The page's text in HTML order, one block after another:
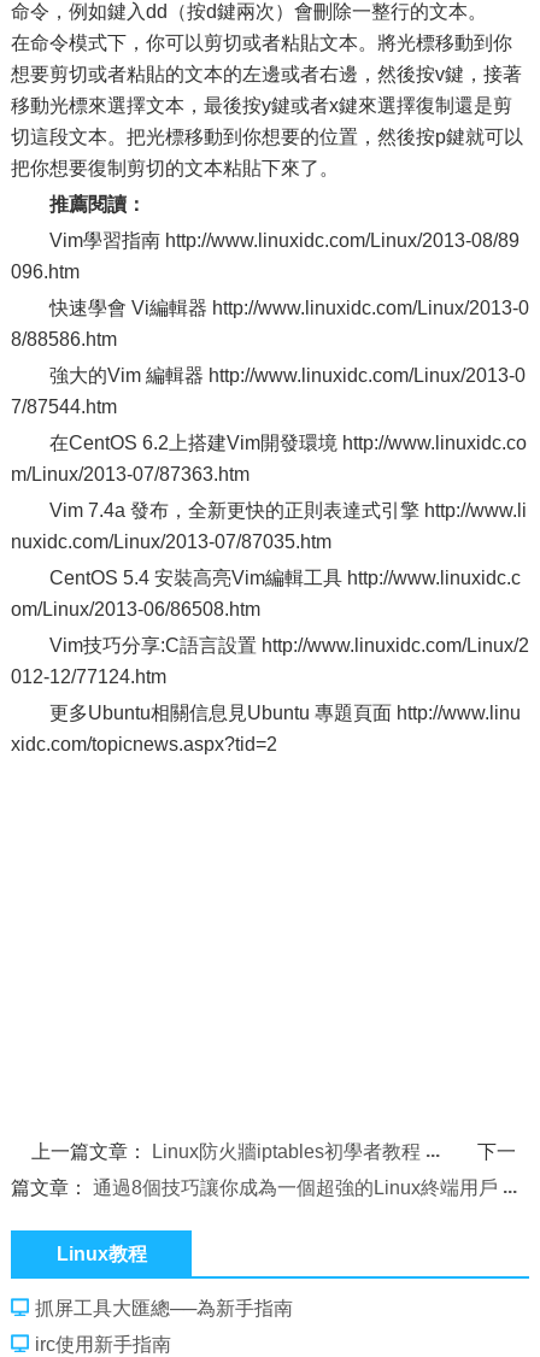
命令，例如鍵入dd（按d鍵兩次）會刪除一整行的文本。
在命令模式下，你可以剪切或者粘貼文本。將光標移動到你
想要剪切或者粘貼的文本的左邊或者右邊，然後按v鍵，接著
移動光標來選擇文本，最後按y鍵或者x鍵來選擇復制還是剪
切這段文本。把光標移動到你想要的位置，然後按p鍵就可以
把你想要復制剪切的文本粘貼下來了。
推薦閱讀：
Vim學習指南 http://www.linuxidc.com/Linux/2013-08/89
096.htm
快速學會 Vi編輯器 http://www.linuxidc.com/Linux/2013-0
8/88586.htm
強大的Vim 編輯器 http://www.linuxidc.com/Linux/2013-0
7/87544.htm
在CentOS 6.2上搭建Vim開發環境 http://www.linuxidc.co
m/Linux/2013-07/87363.htm
Vim 7.4a 發布，全新更快的正則表達式引擎 http://www.li
nuxidc.com/Linux/2013-07/87035.htm
CentOS 5.4 安裝高亮Vim編輯工具 http://www.linuxidc.c
om/Linux/2013-06/86508.htm
Vim技巧分享:C語言設置 http://www.linuxidc.com/Linux/2
012-12/77124.htm
更多Ubuntu相關信息見Ubuntu 專題頁面 http://www.linu
xidc.com/topicnews.aspx?tid=2
上一篇文章： Linux防火牆iptables初學者教程
下一
篇文章： 通過8個技巧讓你成為一個超強的Linux終端用戶
Linux教程
抓屏工具大匯總──為新手指南
irc使用新手指南